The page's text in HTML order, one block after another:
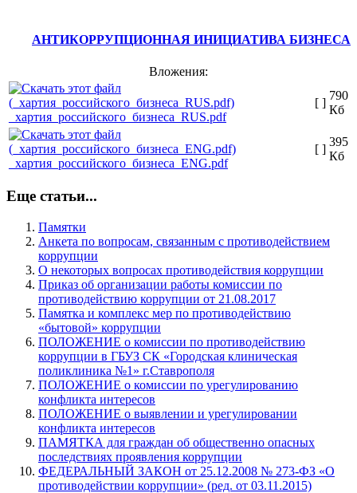
АНТИКОРРУПЦИОННАЯ ИНИЦИАТИВА БИЗНЕСА
Вложения:
_хартия_российского_бизнеса_RUS.pdf
[ ]
790
Кб
_хартия_российского_бизнеса_ENG.pdf
[ ]
395
Кб
Еще статьи...
Памятки
Анкета по вопросам, связанным с противодействием
коррупции
О некоторых вопросах противодействия коррупции
Приказ об организации работы комиссии по
противодействию коррупции от 21.08.2017
Памятка и комплекс мер по противодействию
«бытовой» коррупции
ПОЛОЖЕНИЕ о комиссии по противодействию
коррупции в ГБУЗ СК «Городская клиническая
поликлиника №1» г.Ставрополя
ПОЛОЖЕНИЕ о комиссии по урегулированию
конфликта интересов
ПОЛОЖЕНИЕ о выявлении и урегулировании
конфликта интересов
ПАМЯТКА для граждан об общественно опасных
последствиях проявления коррупции
ФЕДЕРАЛЬНЫЙ ЗАКОН от 25.12.2008 № 273-ФЗ «О
противодействии коррупции» (ред. от 03.11.2015)